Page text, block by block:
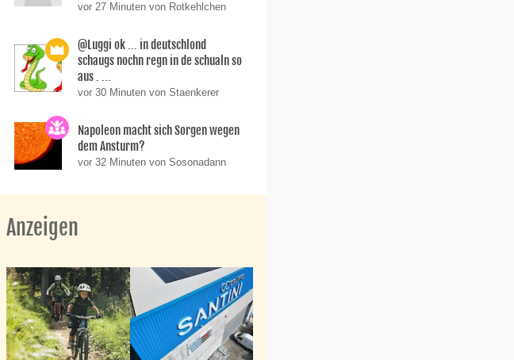
vor 27 Minuten von Rotkehlchen
@Luggi ok ... in deutschlond
schaugs nochn regn in de schualn so
aus . ...
vor 30 Minuten von Staenkerer
Napoleon macht sich Sorgen wegen
dem Ansturm?
vor 32 Minuten von Sosonadann
Anzeigen